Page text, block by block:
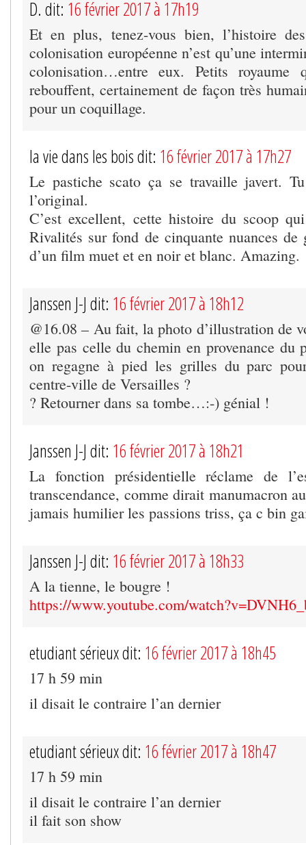
D. dit: 16 février 2017 à 17h19
Et en plus, tenez-vous bien, l’histoire
colonisation européenne n’est qu’une
colonisation…entre eux. Petits
rebouffent, certainement de façon très
pour un coquillage.
la vie dans les bois dit: 16 février 2017 à 17h27
Le pastiche scato ça se travaille javert.
l’original.
C’est excellent, cette histoire du scoop
Rivalités sur fond de cinquante nuances
d’un film muet et en noir et blanc. Amazing.
Janssen J-J dit: 16 février 2017 à 18h12
@16.08 – Au fait, la photo d’illustration de
elle pas celle du chemin en provenance du
on regagne à pied les grilles du parc
centre-ville de Versailles ?
? Retourner dans sa tombe…:-) génial !
Janssen J-J dit: 16 février 2017 à 18h21
La fonction présidentielle réclame de
transcendance, comme dirait manumacron
jamais humilier les passions triss, ça c bin
Janssen J-J dit: 16 février 2017 à 18h33
A la tienne, le bougre !
https://www.youtube.com/
etudiant sérieux dit: 16 février 2017 à 18h45
17 h 59 min
il disait le contraire l’an dernier
etudiant sérieux dit: 16 février 2017 à 18h47
17 h 59 min
il disait le contraire l’an dernier
il fait son show